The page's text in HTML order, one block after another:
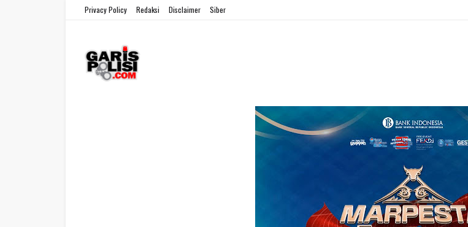
Privacy Policy Redaksi Disclaimer Siber